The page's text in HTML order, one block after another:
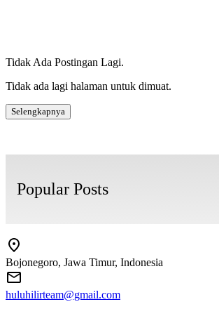
Tidak Ada Postingan Lagi.
Tidak ada lagi halaman untuk dimuat.
Selengkapnya
Popular Posts
Bojonegoro, Jawa Timur, Indonesia
huluhilirteam@gmail.com